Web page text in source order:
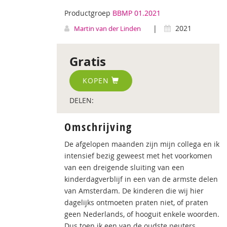
Productgroep BBMP 01.2021
Martin van der Linden | 2021
Gratis
KOPEN
DELEN:
Omschrijving
De afgelopen maanden zijn mijn collega en ik
intensief bezig geweest met het voorkomen
van een dreigende sluiting van een
kinderdagverblijf in een van de armste delen
van Amsterdam. De kinderen die wij hier
dagelijks ontmoeten praten niet, of praten
geen Nederlands, of hooguit enkele woorden.